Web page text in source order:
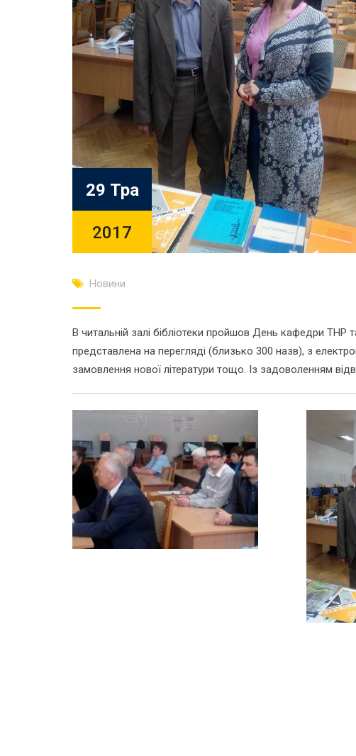
29 Тра
2017
Новини
В читальній залі бібліотеки пройшов День кафедри ТНР
представлена на перегляді (близько 300 назв), з
замовлення нової літератури тощо. Із задоволенням